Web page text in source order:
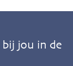
bij jou in de